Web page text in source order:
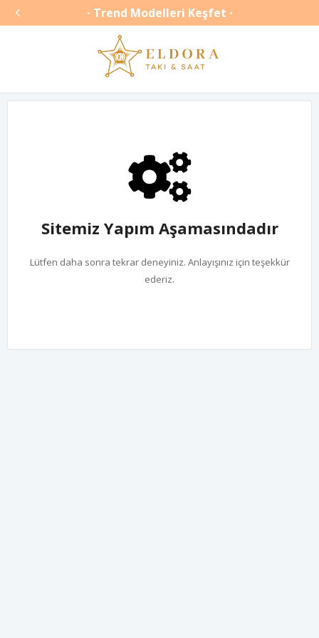
 • Trend Modelleri Keşfet •
Sitemiz Yapım Aşamasındadır
Lütfen daha sonra tekrar deneyiniz. Anlayışınız için teşekkür
ederiz.